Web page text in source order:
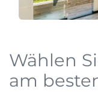
Wählen
am